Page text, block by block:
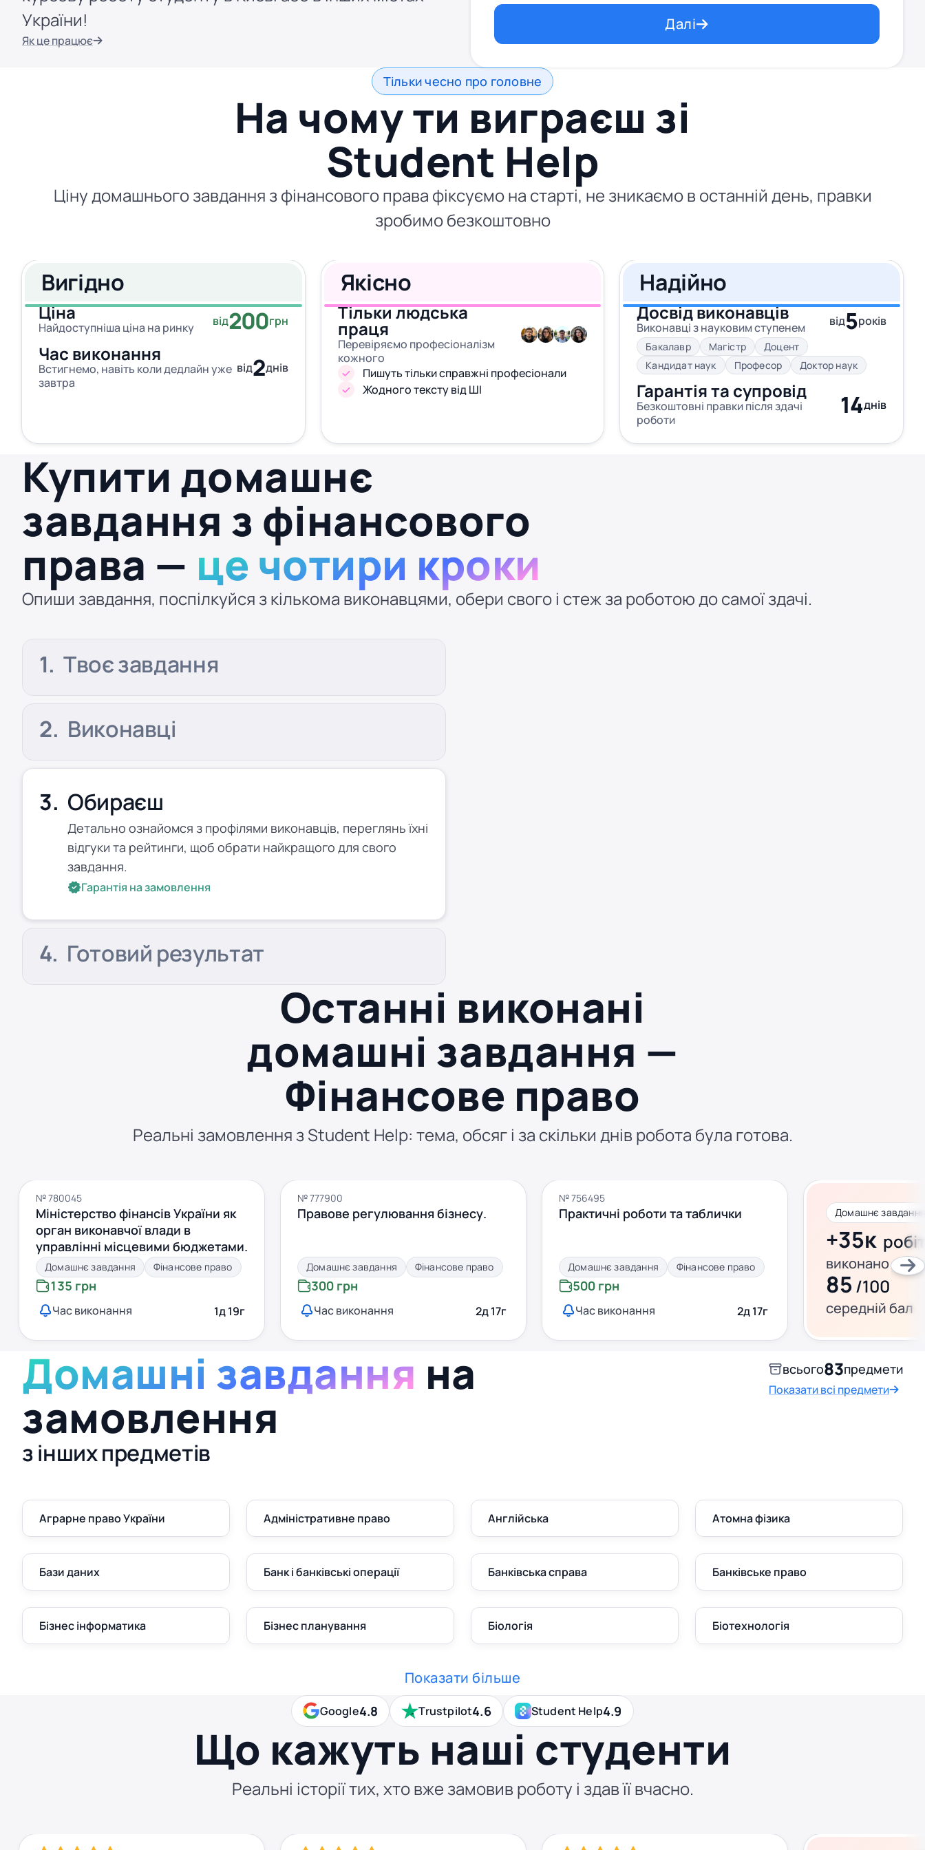
України!
Як це працює
Далі
Тільки чесно про головне
На чому ти виграєш зі
Student Help
Ціну домашнього завдання з фінансового права фіксуємо на старті, не зникаємо в останній день, правки
зробимо безкоштовно
Вигідно
Ціна
Найдоступніша ціна на ринку від200грн
Час виконання
Встигнемо, навіть коли дедлайн уже
завтра
від2днів
Якісно
Тільки людська
праця
Перевіряємо професіоналізм
кожного
Пишуть тільки справжні професіонали
Жодного тексту від ШІ
Надійно
Досвід виконавців
Виконавці з науковим ступенем від5років
Бакалавр Магістр
Доцент
Кандидат наук
Професор Доктор наук
Гарантія та супровід
Безкоштовні правки після здачі
роботи
14днів
Купити домашнє
завдання з фінансового
права — це чотири кроки
Опиши завдання, поспілкуйся з кількома виконавцями, обери свого і стеж за роботою до самої здачі.
Твоє завдання
Виконавці
Обираєш
Детально ознайомся з профілями виконавців, переглянь їхні
відгуки та рейтинги, щоб обрати найкращого для свого
завдання.
Гарантія на замовлення
Готовий результат
Останні виконані
домашні завдання —
Фінансове право
Реальні замовлення з Student Help: тема, обсяг і за скільки днів робота була готова.
№ 780045
Міністерство фінансів України як
орган виконавчої влади в
управлінні місцевими бюджетами.
Домашнє завдання Фінансове право
135 грн
Час виконання 1д 19г
№ 777900
Правове регулювання бізнесу.
Домашнє завдання Фінансове право
300 грн
Час виконання 2д 17г
№ 756495
Практичні роботи та таблички
Домашнє завдання Фінансове право
500 грн
Час виконання 2д 17г
Домашнє
+35к
виконано за
85/100
середній бал
Домашні завдання на
замовлення
з інших предметів
всього83предмети
Показати всі предмети
Аграрне право України Адміністративне право Англійська Атомна фізика
Бази даних Банк і банківські операції Банківська справа Банківське право
Бізнес інформатика Бізнес планування Біологія Біотехнологія
Показати більше
Google4.8 Trustpilot4.6 Student Help4.9
Що кажуть наші студенти
Реальні історії тих, хто вже замовив роботу і здав її вчасно.